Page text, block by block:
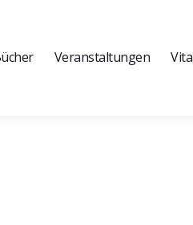
Veranstaltungen Vita